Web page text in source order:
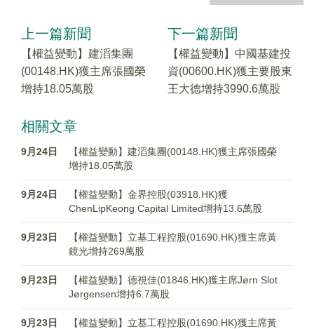
上一篇新聞
【權益變動】建滔集團
(00148.HK)獲主席張國榮
增持18.05萬股
下一篇新聞
【權益變動】中國基建投
資(00600.HK)獲主要股東
王大德增持3990.6萬股
相關文章
9月24日
【權益變動】建滔集團(00148.HK)獲主席張國榮
增持18.05萬股
9月24日
【權益變動】金界控股(03918.HK)獲
ChenLipKeong Capital Limited增持13.6萬股
9月23日
【權益變動】立基工程控股(01690.HK)獲主席黃
鏡光增持269萬股
9月23日
【權益變動】德視佳(01846.HK)獲主席Jørn Slot
Jørgensen增持6.7萬股
9月23日
【權益變動】立基工程控股(01690.HK)獲主席黃